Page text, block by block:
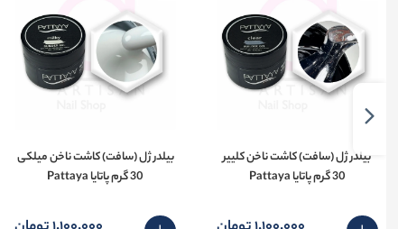
بیلدر ژل (سافت) کاشت ناخن کلییر
30 گرم پاتایا Pattaya
بیلدر ژل (سافت) کاشت ناخن میلکی
30 گرم پاتایا Pattaya